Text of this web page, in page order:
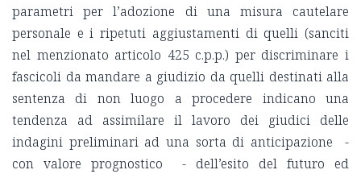
parametri per l’adozione di una misura cautelare
personale e i ripetuti aggiustamenti di quelli (sanciti
nel menzionato articolo 425 c.p.p.) per discriminare i
fascicoli da mandare a giudizio da quelli destinati alla
sentenza di non luogo a procedere indicano una
tendenza ad assimilare il lavoro dei giudici delle
indagini preliminari ad una sorta di anticipazione
-
con valore prognostico
- dell’esito del futuro ed